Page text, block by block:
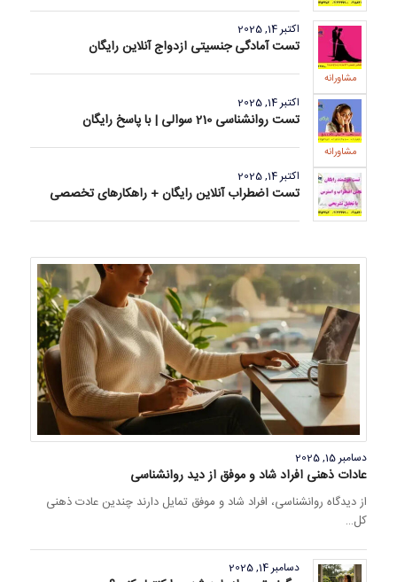
مشاورانه
اکتبر 14, 2025
تست آمادگی جنسیتی ازدواج آنلاین رایگان
مشاورانه
اکتبر 14, 2025
تست روانشناسی 210 سوالی | با پاسخ رایگان
اکتبر 14, 2025
تست اضطراب آنلاین رایگان + راهکارهای تخصصی
دسامبر 15, 2025
عادات ذهنی افراد شاد و موفق از دید روانشناسی
از دیدگاه روانشناسی، افراد شاد و موفق تمایل دارند چندین عادت ذهنی
کل…
دسامبر 14, 2025